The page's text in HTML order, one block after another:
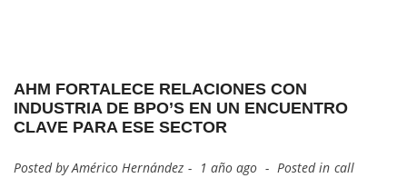
AHM FORTALECE RELACIONES CON
INDUSTRIA DE BPO’S EN UN ENCUENTRO
CLAVE PARA ESE SECTOR
Posted byAmérico Hernández 1 año ago Posted in Call